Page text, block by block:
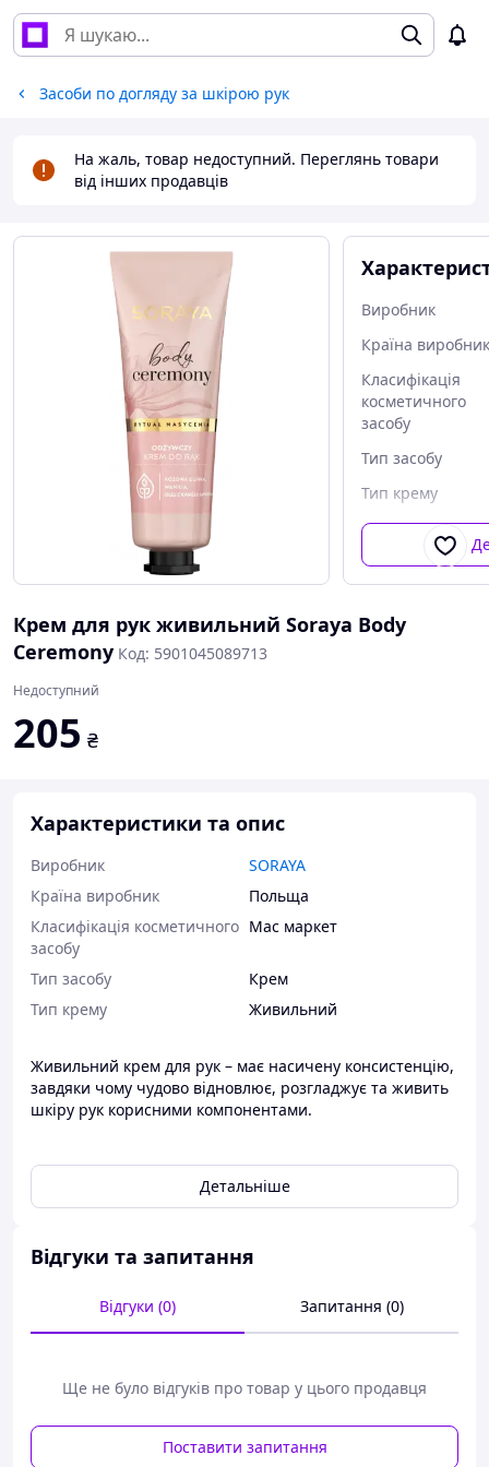
Засоби по догляду за шкірою рук
На жаль, товар недоступний. Переглянь товари
від інших продавців
Виробник
Країна виробник
Класифікація
косметичного
засобу
Тип засобу
Тип крему
Крем для рук живильний Soraya Body
Ceremony Код: 5901045089713
Недоступний
205 ₴
Характеристики та опис
Виробник
SORAYA
Країна виробник
Польща
Класифікація косметичного
засобу
Мас маркет
Тип засобу
Крем
Тип крему
Живильний
Живильний крем для рук – має насичену консистенцію,
завдяки чому чудово відновлює, розгладжує та живить
шкіру рук корисними компонентами.
Рожева глина – активізує процеси відновлення
епідерміс корисними речовинами, регенерує та
живить.
Нанести на очищену шкіру рук, ретельно втерти
Склад:
Детальніше
Відгуки та запитання
Відгуки (0) Запитання (0)
Ще не було відгуків про товар у цього продавця
Поставити запитання